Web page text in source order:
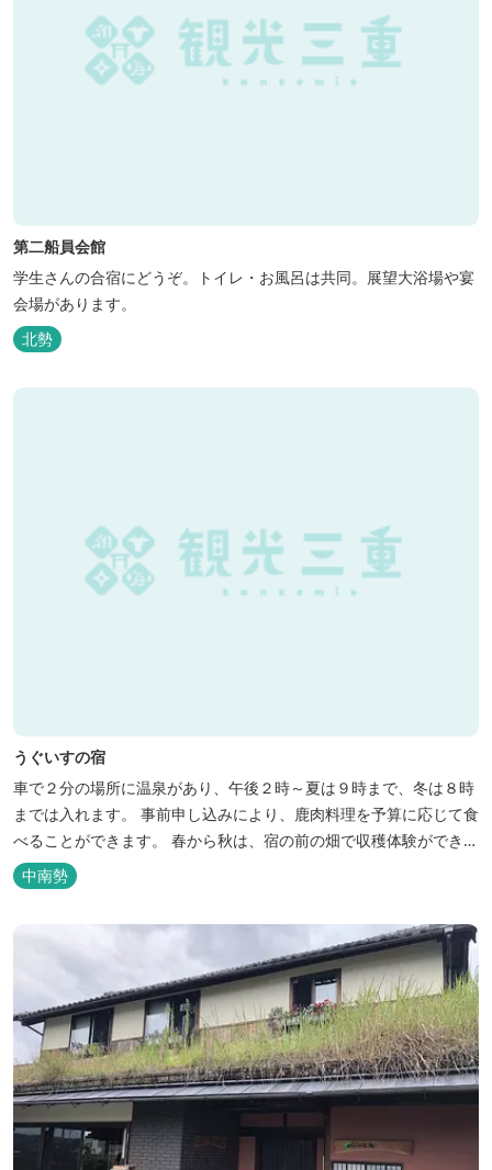
第二船員会館
学生さんの合宿にどうぞ。トイレ・お風呂は共同。展望大浴場や宴
会場があります。
北勢
うぐいすの宿
車で２分の場所に温泉があり、午後２時～夏は９時まで、冬は８時
までは入れます。 事前申し込みにより、鹿肉料理を予算に応じて食
べることができます。 春から秋は、宿の前の畑で収穫体験ができ、
その野菜で夕食もできます。
中南勢